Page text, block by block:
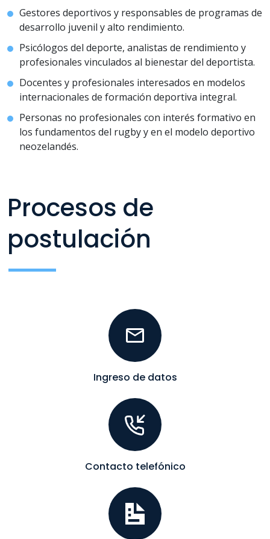
Gestores deportivos y responsables de programas de
desarrollo juvenil y alto rendimiento.
Psicólogos del deporte, analistas de rendimiento y
profesionales vinculados al bienestar del deportista.
Docentes y profesionales interesados en modelos
internacionales de formación deportiva integral.
Personas no profesionales con interés formativo en
los fundamentos del rugby y en el modelo deportivo
neozelandés.
Procesos de
postulación
Ingreso de datos
Contacto telefónico